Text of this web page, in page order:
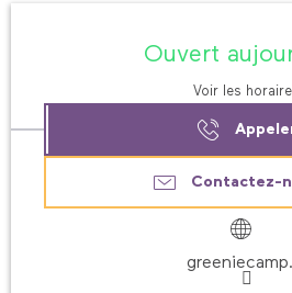
Ouvert
Voir les
Contactez-